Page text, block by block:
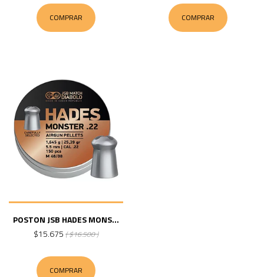
COMPRAR COMPRAR
POSTON JSB HADES MONS...
$15.675 ( $16.500 )
COMPRAR